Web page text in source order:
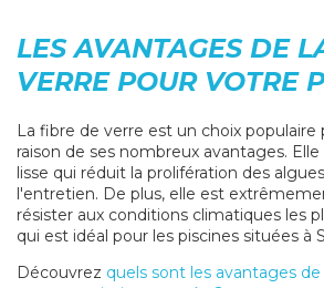
LES AVANTAGES DE
VERRE POUR VOTRE
La fibre de verre est un choix populaire
raison de ses nombreux avantages.
lisse qui réduit la prolifération des
l'entretien. De plus, elle est
résister aux conditions climatiques les
qui est idéal pour les piscines situées à
Découvrez quels sont les avantages